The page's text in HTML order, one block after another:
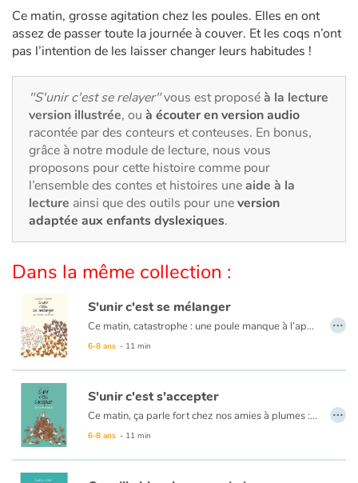
Voyage, épopée, enquête, aventure
Autour du monde
Apprentissage
Art, espace, activité
Documentaires
En famille
Quotidien et loisirs
À l'école
Fêtes et évènements
Amour et amitié
Sujets de société
Émotions et sentiments
Ce matin, grosse agitation chez les poules. Elles en ont
assez de passer toute la journée à couver. Et les coqs n’ont
pas l’intention de les laisser changer leurs habitudes !
"S'unir c'est se relayer"vous est proposéà la lecture
version illustrée, ou à écouter en version audio
racontée par des conteurs et conteuses. En bonus,
grâce à notre module de lecture, nous vous
proposons pour cette histoire comme pour
l’ensemble des contes et histoires uneaide à la
lecture ainsi que des outils pour uneversion
adaptée aux enfants dyslexiques.
Dans la même collection :
S'unir c'est se mélanger
Ce matin, catastrophe : une poule manque à l’appel ! C’est le branle-bas de combat au poulailler. Il faut tout faire pour la retrouver mais comment s’organiser ?
6-8 ans - 11 min
…
S'unir c'est s'accepter
Ce matin, ça parle fort chez nos amies à plumes : Marinette veut changer de couleur… Il n’en faut pas plus pour affoler la basse-cour.
6-8 ans - 11 min
…